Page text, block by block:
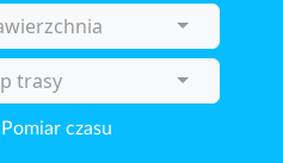
trasy
Pomiar czasu